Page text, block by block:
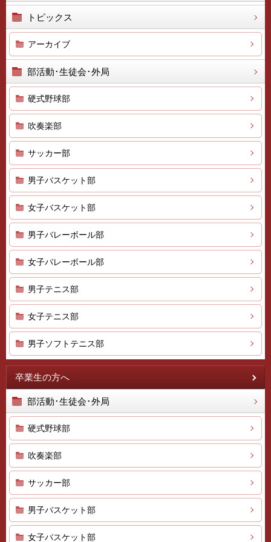
トピックス
アーカイブ
部活動･生徒会･外局
硬式野球部
吹奏楽部
サッカー部
男子バスケット部
女子バスケット部
男子バレーボール部
女子バレーボール部
男子テニス部
女子テニス部
男子ソフトテニス部
卒業生の方へ
部活動･生徒会･外局
硬式野球部
吹奏楽部
サッカー部
男子バスケット部
女子バスケット部